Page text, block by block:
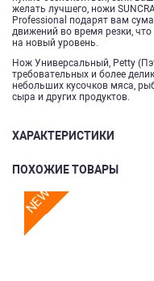
желать лучшего, ножи
Professional подарят вам
движений во время резки,
на новый уровень.
Нож Универсальный, Petty
требовательных и более
небольших кусочков мяса,
сыра и других продуктов.
ХАРАКТЕРИСТИКИ
ПОХОЖИЕ ТОВАРЫ
NEW